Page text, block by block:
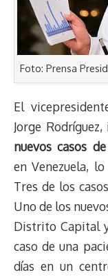
Foto: Prensa
El
Jorge
nuevos casos
en Venezuela,
Tres de los
Uno de los
Distrito Capital
caso de una
días en un